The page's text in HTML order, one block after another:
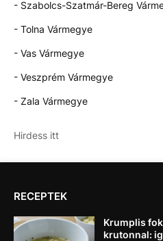
- Szabolcs-Szatmár-Bereg
- Tolna Vármegye
- Vas Vármegye
- Veszprém Vármegye
- Zala Vármegye
Hirdess itt
RECEPTEK
Krumplis
krutonnal: